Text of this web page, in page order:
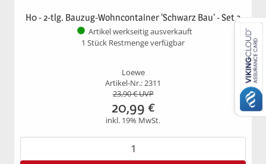
H0 - 2-tlg. Bauzug-Wohncontainer 'Schwarz Bau' - Set 3
Artikel werkseitig ausverkauft
1 Stück Restmenge verfügbar
Loewe
Artikel-Nr.: 2311
23,90€ UVP
20,99 €
inkl. 19% MwSt.